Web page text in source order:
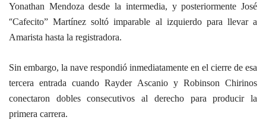
Yonathan Mendoza desde la intermedia, y posteriormente José
“Cafecito” Martínez soltó imparable al izquierdo para llevar a
Amarista hasta la registradora.
Sin embargo, la nave respondió inmediatamente en el cierre de esa
tercera entrada cuando Rayder Ascanio y Robinson Chirinos
conectaron dobles consecutivos al derecho para producir la
primera carrera.